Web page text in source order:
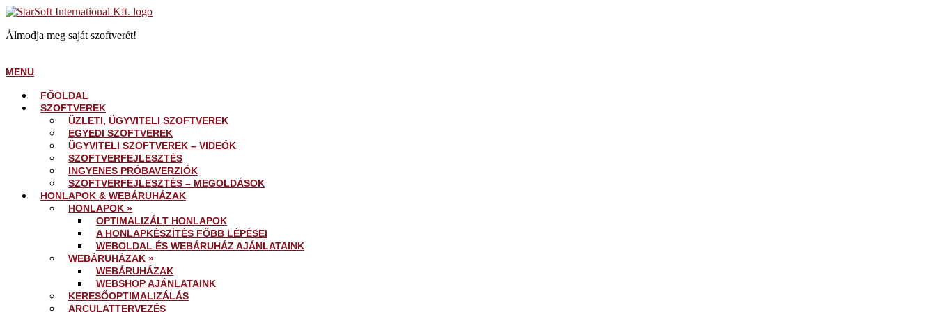
Skip
content
Home
Álmodja meg saját szoftverét!
MENUMENU
FŐOLDAL
SZOFTVEREK
ÜZLETI, ÜGYVITELI SZOFTVEREK
EGYEDI SZOFTVEREK
ÜGYVITELI SZOFTVEREK – VIDEÓK
SZOFTVERFEJLESZTÉS
INGYENES PRÓBAVERZIÓK
SZOFTVERFEJLESZTÉS – MEGOLDÁSOK
HONLAPOK & WEBÁRUHÁZAK
HONLAPOK »
OPTIMALIZÁLT HONLAPOK
A HONLAPKÉSZÍTÉS FŐBB LÉPÉSEI
WEBOLDAL ÉS WEBÁRUHÁZ AJÁNLATAINK
WEBÁRUHÁZAK »
WEBÁRUHÁZAK
WEBSHOP AJÁNLATAINK
KERESŐOPTIMALIZÁLÁS
ARCULATTERVEZÉS